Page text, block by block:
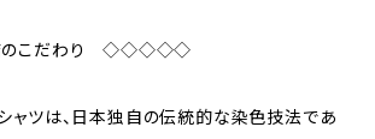
こだわり ◇◇◇◇◇
ャツは、日本独自の伝統的な染色技法であ